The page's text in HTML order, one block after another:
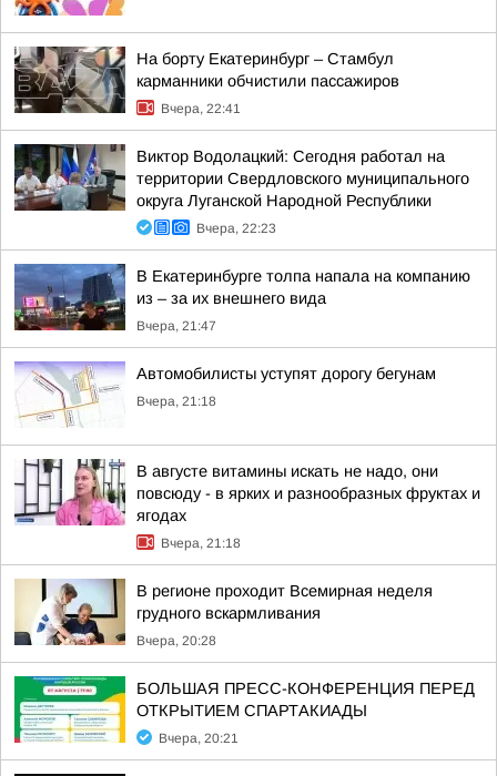
На борту Екатеринбург – Стамбул
карманники обчистили пассажиров
Вчера, 22:41
Виктор Водолацкий: Сегодня работал на
территории Свердловского муниципального
округа Луганской Народной Республики
Вчера, 22:23
В Екатеринбурге толпа напала на компанию
из – за их внешнего вида
Вчера, 21:47
Автомобилисты уступят дорогу бегунам
Вчера, 21:18
В августе витамины искать не надо, они
повсюду - в ярких и разнообразных фруктах и
ягодах
Вчера, 21:18
В регионе проходит Всемирная неделя
грудного вскармливания
Вчера, 20:28
БОЛЬШАЯ ПРЕСС-КОНФЕРЕНЦИЯ ПЕРЕД
ОТКРЫТИЕМ СПАРТАКИАДЫ
Вчера, 20:21